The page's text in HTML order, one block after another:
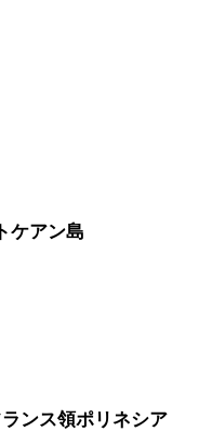
ケアン島
ンス領ポリネシア